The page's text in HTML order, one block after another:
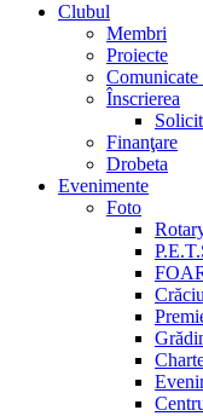
Clubul
Membri
Proiecte
Comunicate
Înscrierea
Finanţare
Drobeta
Evenimente
Foto